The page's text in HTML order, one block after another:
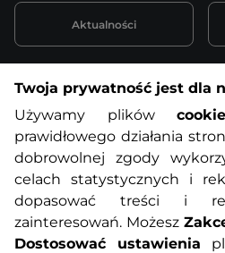
Informacje o
O nas
Polityka prywatności
Aktualności
Twoja prywatność jest dla
Używamy plików
prawidłowego działania
dobrowolnej zgody
celach statystycznych i
dopasować treści i
zainteresowań. Możesz
Dostosować ustawienia